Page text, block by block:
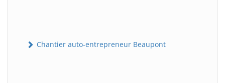
Chantier auto-entrepreneur Beaupont